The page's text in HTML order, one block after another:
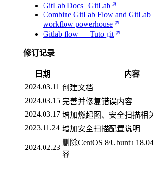
GitLab Docs | GitLab
Combine GitLab Flow and GitLab
workflow powerhouse
Gitlab flow — Tuto git
修订记录
日期
内容
2024.03.11 创建文档
2024.03.15 完善并修复错误内容
2024.03.17 增加燃起图、安全扫描相
2023.11.24 增加安全扫描配置说明
2024.02.23
删除CentOS 8/Ubuntu
容